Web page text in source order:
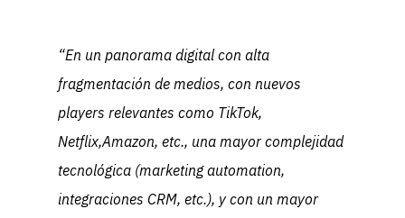
“En un panorama digital con alta
fragmentación de medios, con nuevos
players relevantes como TikTok,
Netflix,Amazon, etc., una mayor complejidad
tecnológica (marketing automation,
integraciones CRM, etc.), y con un mayor